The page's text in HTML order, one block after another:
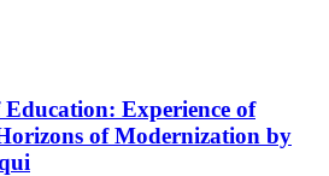
Experience of
of Modernization by